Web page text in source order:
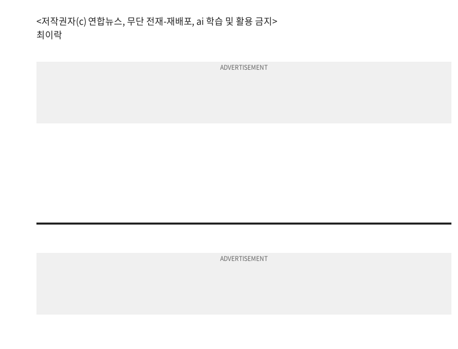
<저작권자(c) 연합뉴스, 무단 전재-재배포, ai 학습 및 활용 금지>
최이락